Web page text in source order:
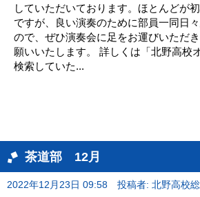
していただいております。ほとんどが
ですが、良い演奏のために部員一同日
ので、ぜひ演奏会に足をお運びいただ
願いいたします。 詳しくは「北野高校
検索していた...
茶道部 12月
2022年12月23日 09:58 投稿者: 北野高校